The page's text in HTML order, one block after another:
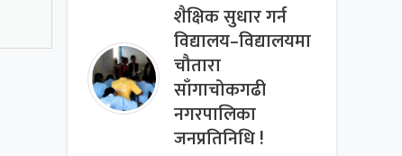
शैक्षिक सुधार गर्न
विद्यालय–विद्यालयमा
चौतारा
साँगाचोकगढी
नगरपालिका
जनप्रतिनिधि !